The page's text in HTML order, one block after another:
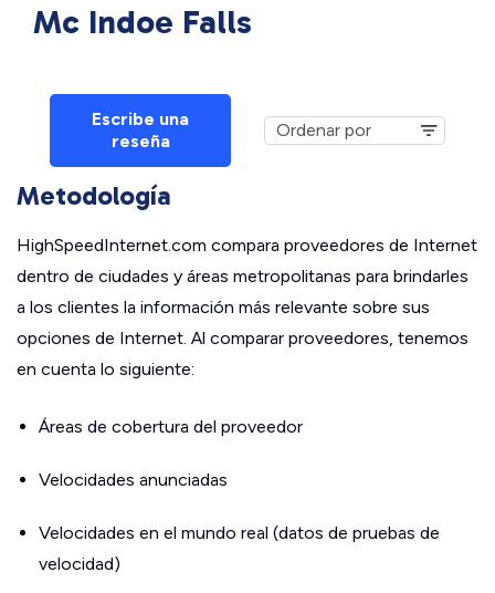
Mc Indoe Falls
Escribe una
reseña
Metodología
HighSpeedInternet.com compara proveedores de Internet
dentro de ciudades y áreas metropolitanas para brindarles
a los clientes la información más relevante sobre sus
opciones de Internet. Al comparar proveedores, tenemos
en cuenta lo siguiente:
Áreas de cobertura del proveedor
Velocidades anunciadas
Velocidades en el mundo real (datos de pruebas de
velocidad)